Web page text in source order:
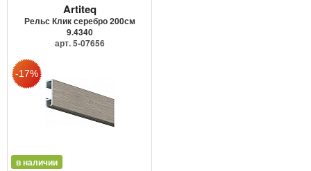
Artiteq
Рельс Клик серебро 200см
9.4340
арт. 5-07656
в наличии